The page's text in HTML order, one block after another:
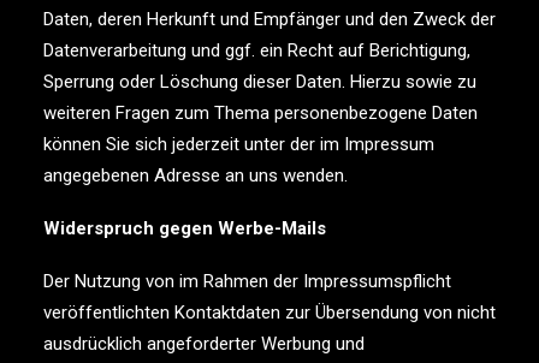
Daten, deren Herkunft und Empfänger und den Zweck der
Datenverarbeitung und ggf. ein Recht auf Berichtigung,
Sperrung oder Löschung dieser Daten. Hierzu sowie zu
weiteren Fragen zum Thema personenbezogene Daten
können Sie sich jederzeit unter der im Impressum
angegebenen Adresse an uns wenden.
Widerspruch gegen Werbe-Mails
Der Nutzung von im Rahmen der Impressumspflicht
veröffentlichten Kontaktdaten zur Übersendung von nicht
ausdrücklich angeforderter Werbung und